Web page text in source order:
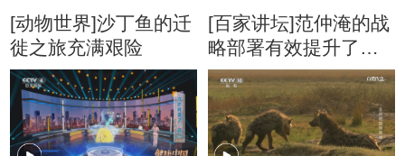
[动物世界]沙丁鱼的迁
徙之旅充满艰险
[百家讲坛]范仲淹的战
略部署有效提升了宋
军的防御能力